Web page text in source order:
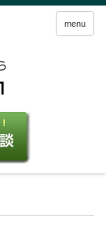
menu